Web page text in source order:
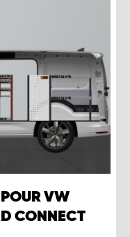
VW
CONNECT